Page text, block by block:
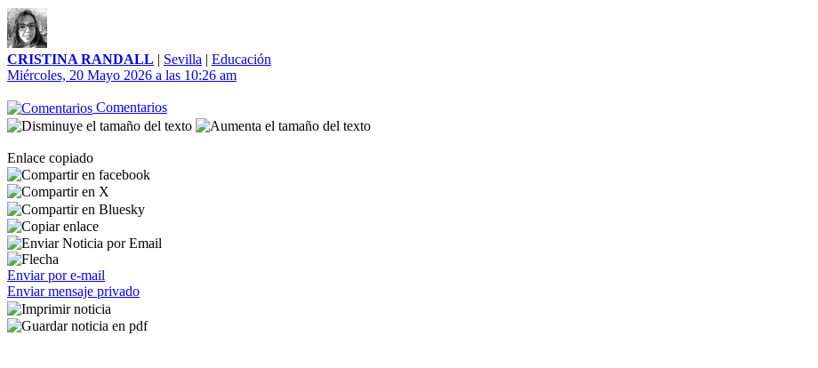
CRISTINA RANDALL | Sevilla | Educación
Miércoles, 20 Mayo 2026 a las 10:26 am
Comentarios
Enlace copiado
Enviar por e-mail
Enviar mensaje privado